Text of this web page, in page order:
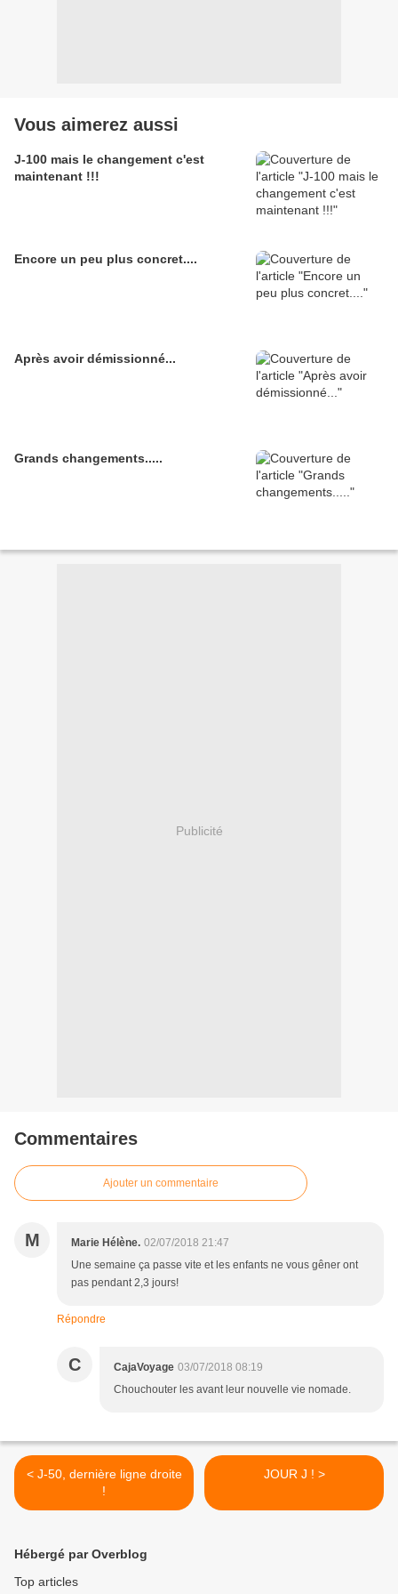
Vous aimerez aussi
J-100 mais le changement c'est
maintenant !!!
Encore un peu plus concret....
Après avoir démissionné...
Grands changements.....
Publicité
Commentaires
Ajouter un commentaire
M Marie Hélène. 02/07/2018 21:47
Une semaine ça passe vite et les enfants ne vous gêner ont
pas pendant 2,3 jours!
Répondre
C CajaVoyage 03/07/2018 08:19
Chouchouter les avant leur nouvelle vie nomade.
< J-50, dernière ligne droite
!
JOUR J ! >
Hébergé par Overblog
Top articles